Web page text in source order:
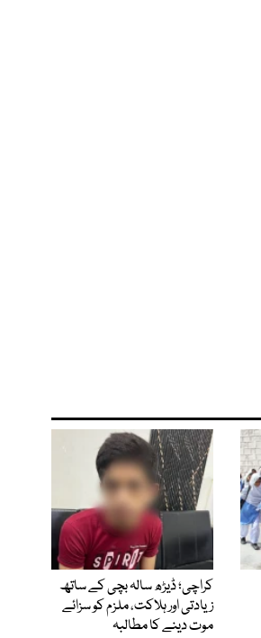
کراچی؛ ڈیڑھ سالہ بچی کے ساتھ
زیادتی اور ہلاکت، ملزم کو سزائے
موت دینے کا مطالبہ